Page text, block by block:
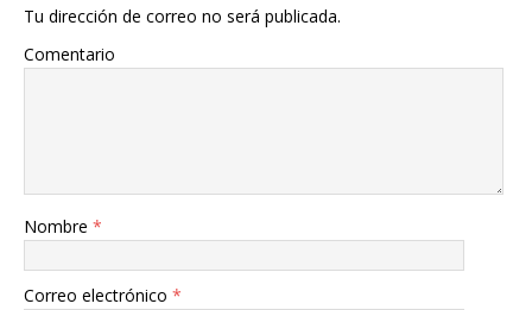
Tu dirección de correo no será publicada.
Comentario
Nombre *
Correo electrónico *